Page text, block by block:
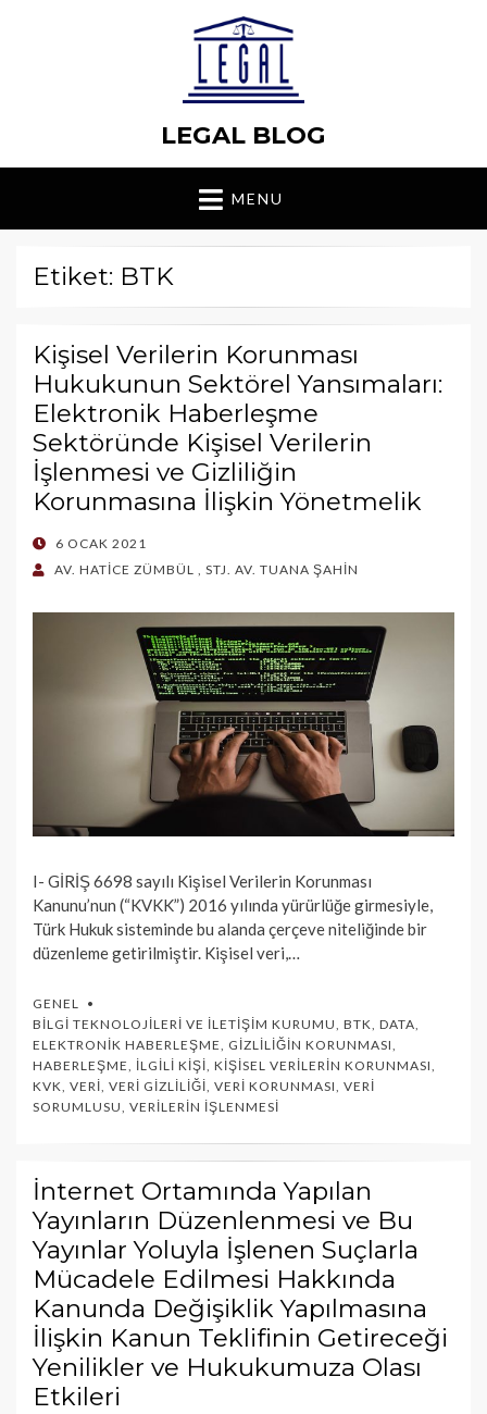
LEGAL BLOG
MENU
Etiket: BTK
Kişisel Verilerin Korunması
Hukukunun Sektörel Yansımaları:
Elektronik Haberleşme
Sektöründe Kişisel Verilerin
İşlenmesi ve Gizliliğin
Korunmasına İlişkin Yönetmelik
POSTED
ON
6 OCAK 2021
AV. HATİCE ZÜMBÜL , STJ. AV. TUANA ŞAHİN
I- GİRİŞ 6698 sayılı Kişisel Verilerin Korunması
Kanunu’nun (“KVKK”) 2016 yılında yürürlüğe girmesiyle,
Türk Hukuk sisteminde bu alanda çerçeve niteliğinde bir
düzenleme getirilmiştir. Kişisel veri,…
GENEL
BILGI TEKNOLOJILERI VE İLETIŞIM KURUMU, BTK, DATA,
ELEKTRONIK HABERLEŞME, GIZLILIĞIN KORUNMASI,
HABERLEŞME, İLGILI KIŞI, KIŞISEL VERILERIN KORUNMASI,
KVK, VERI, VERI GIZLILIĞI, VERI KORUNMASI, VERI
SORUMLUSU, VERILERIN İŞLENMESI
İnternet Ortamında Yapılan
Yayınların Düzenlenmesi ve Bu
Yayınlar Yoluyla İşlenen Suçlarla
Mücadele Edilmesi Hakkında
Kanunda Değişiklik Yapılmasına
İlişkin Kanun Teklifinin Getireceği
Yenilikler ve Hukukumuza Olası
Etkileri